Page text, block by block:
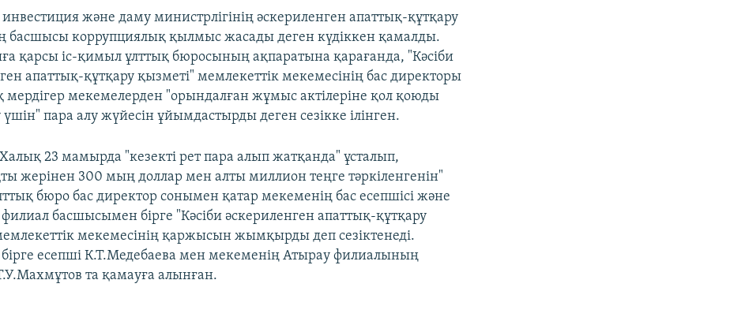
және даму министрлігінің әскериленген апаттық-құтқару
басшысы коррупциялық қылмыс жасады деген күдіккен қамалды.
қарсы іс-қимыл ұлттық бюросының ақпаратына қарағанда, "Кәсіби
апаттық-құтқару қызметі" мемлекеттік мекемесінің бас директоры
мекемелерден "орындалған жұмыс актілеріне қол қоюды
пара алу жүйесін ұйымдастырды деген сезікке ілінген.
23 мамырда "кезекті рет пара алып жатқанда" ұсталып,
жерінен 300 мың доллар мен алты миллион теңге тәркіленгенін"
бюро бас директор сонымен қатар мекеменің бас есепшісі және
басшысымен бірге "Кәсіби әскериленген апаттық-құтқару
мекемесінің қаржысын жымқырды деп сезіктенеді.
есепші К.Т.Медебаева мен мекеменің Атырау филиалының
та қамауға алынған.